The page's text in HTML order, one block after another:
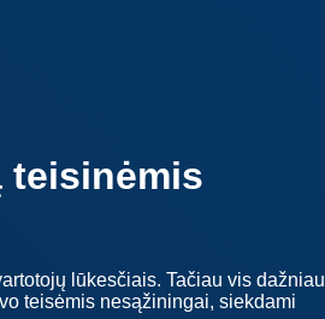
teisinėmis
lūkesčiais. Tačiau vis dažniau
teisėmis nesąžiningai, siekdami